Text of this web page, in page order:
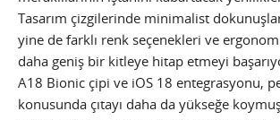
Tasarım çizgilerinde minimalist
yine de farklı renk seçenekleri ve
daha geniş bir kitleye hitap etmeyi
A18 Bionic çipi ve iOS 18 entegrasyonu,
konusunda çıtayı daha da yükseğe